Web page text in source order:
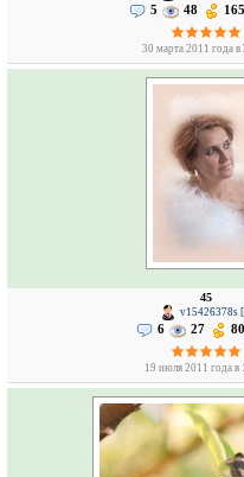
5 48 165
30 марта 2011 года в
45
v15426378s
6 27 80
19 июля 2011 года в